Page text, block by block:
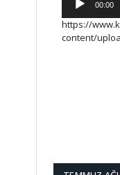
00:00
https://
content/